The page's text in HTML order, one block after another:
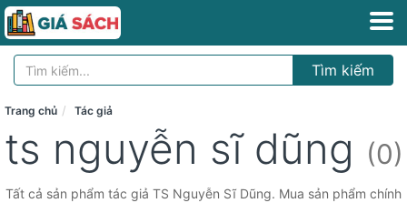
Tìm kiếm
Trang chủ Tác giả
ts nguyễn sĩ dũng (0)
Tất cả sản phẩm tác giả TS Nguyễn Sĩ Dũng. Mua sản phẩm chính